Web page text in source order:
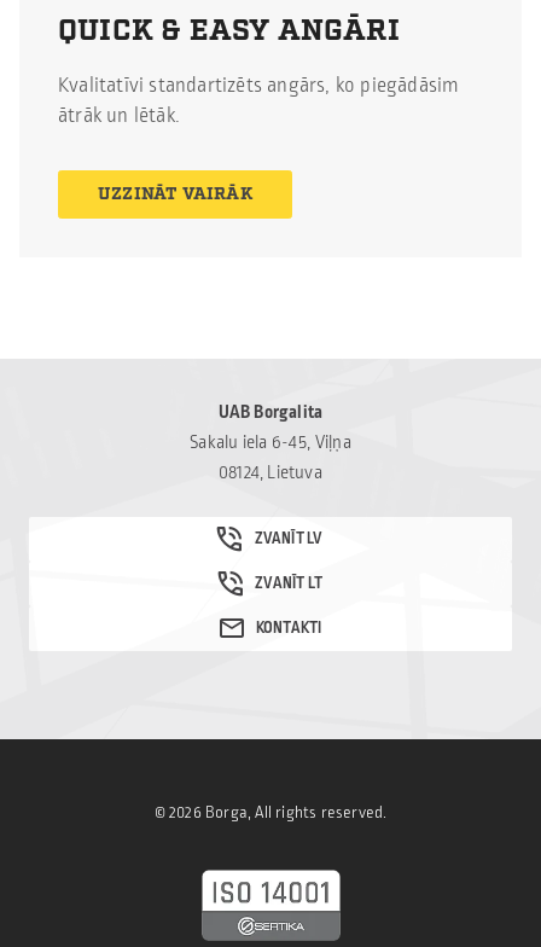
QUICK & EASY ANGĀRI
Kvalitatīvi standartizēts angārs, ko piegādāsim
ātrāk un lētāk.
UZZINĀT VAIRĀK
UAB Borgalita
Sakalu iela 6-45, Viļņa
08124, Lietuva
© 2026 Borga, All rights reserved.